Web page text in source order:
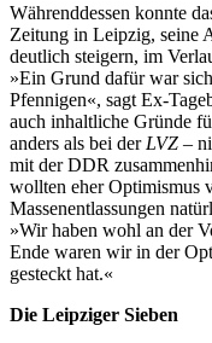
Währenddessen konnte
Zeitung in Leipzig, seine
deutlich steigern, im
»Ein Grund dafür war
Pfennigen«, sagt Ex-
auch inhaltliche Gründe
anders als bei der LVZ –
mit der DDR
wollten eher Optimismus
Massenentlassungen
»Wir haben wohl an der
Ende waren wir in der
gesteckt hat.«
Die Leipziger Sieben